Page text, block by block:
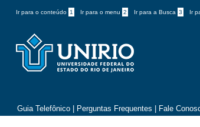
Ir para o conteúdo 1 Ir para o menu 2 Ir para a Busca 3 Ir
Guia Telefônico Perguntas Frequentes Fale